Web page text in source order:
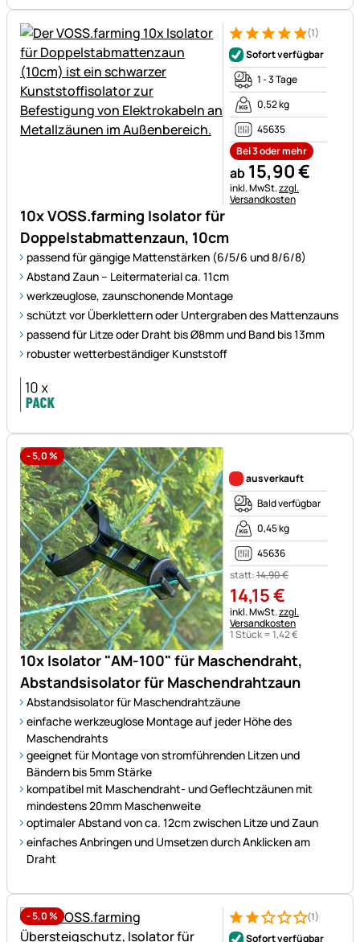
10x VOSS.farming Isolator für
Doppelstabmattenzaun, 10cm
passend für gängige Mattenstärken (6/5/6 und 8/6/8)
Abstand Zaun – Leitermaterial ca. 11cm
werkzeuglose, zaunschonende Montage
schützt vor Überklettern oder Untergraben des Mattenzauns
passend für Litze oder Draht bis Ø8mm und Band bis 13mm
robuster wetterbeständiger Kunststoff
Bewertung: 5 von 5 (1
1 Bewertung
(1)
Sofort verfügbar
1 - 3 Tage
0,52 kg
45635
Bei 3 oder mehr
ab 15,90€
Steuerhinweis:
inkl. MwSt.zzgl.
Versandkosten
-5,0%
10x Isolator "AM-100" für Maschendraht,
Abstandsisolator für Maschendrahtzaun
Abstandsisolator für Maschendrahtzäune
einfache werkzeuglose Montage auf jeder Höhe des
Maschendrahts
geeignet für Montage von stromführenden Litzen und
Bändern bis 5mm Stärke
kompatibel mit Maschendraht- und Geflechtzäunen mit
mindestens 20mm Maschenweite
optimaler Abstand von ca. 12cm zwischen Litze und Zaun
einfaches Anbringen und Umsetzen durch Anklicken am
Draht
ausverkauft
Bald verfügbar
0,45 kg
45636
statt:14,90€
14,15€
Steuerhinweis:
inkl. MwSt.zzgl.
Versandkosten
1 Stück =1,42€
-5,0% Bewertung: 2 von 5 (1
1 Bewertung
(1)
Sofort verfügbar